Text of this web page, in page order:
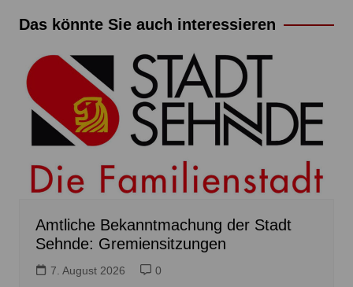
Das könnte Sie auch interessieren
Amtliche Bekanntmachung der Stadt
Sehnde: Gremiensitzungen
7. August 2026 0